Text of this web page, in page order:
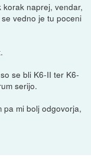
korak naprej, vendar,
vedno je tu poceni
se bli K6-II ter K6-
serijo.
pa mi bolj odgovorja,